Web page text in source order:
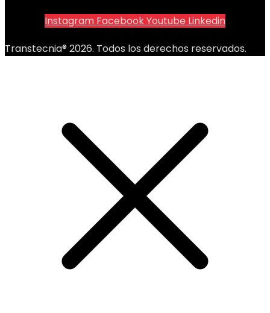
Instagram FacebookYoutube Linkedin
Transtecnia® 2026. Todos los derechos reservados.